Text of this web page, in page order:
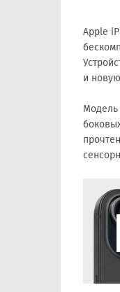
Apple
и
Модель